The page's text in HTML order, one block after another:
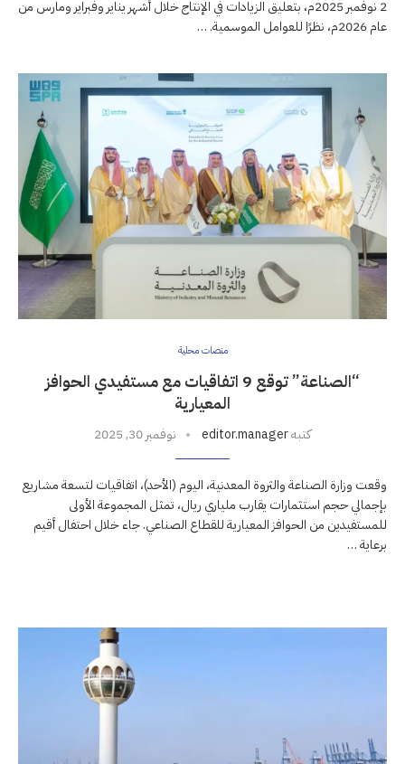
2 نوفمبر 2025م، بتعليق الزيادات في الإنتاج خلال أشهر يناير وفبراير ومارس من
عام 2026م، نظرًا للعوامل الموسمية. …
منصات محلية
“الصناعة” توقع 9 اتفاقيات مع مستفيدي الحوافز
المعيارية
كتبهeditor.manager نوفمبر 30, 2025
وقعت وزارة الصناعة والثروة المعدنية، اليوم (الأحد)، اتفاقيات لتسعة مشاريع
بإجمالي حجم استثمارات يقارب ملياري ريال، تمثل المجموعة الأولى
للمستفيدين من الحوافز المعيارية للقطاع الصناعي. جاء خلال احتفال أقيم
برعاية …